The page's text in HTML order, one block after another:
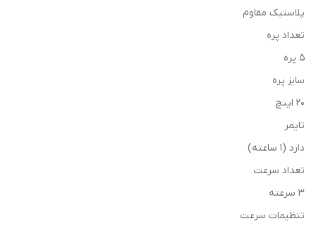
پلاستیک مقاوم
تعداد پره
5 پره
سایز پره
20 اینچ
تایمر
دارد (1 ساعته)
تعداد سرعت
3 سرعته
تنظیمات سرعت